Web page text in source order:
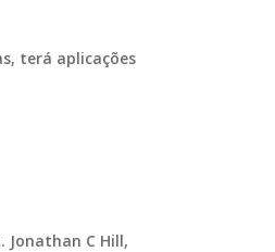
terá aplicações
C Hill,